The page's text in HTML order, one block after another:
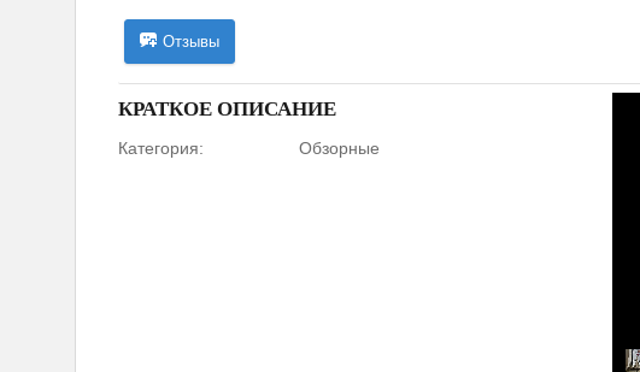
Отзывы
КРАТКОЕ ОПИСАНИЕ
Категория: Обзорные